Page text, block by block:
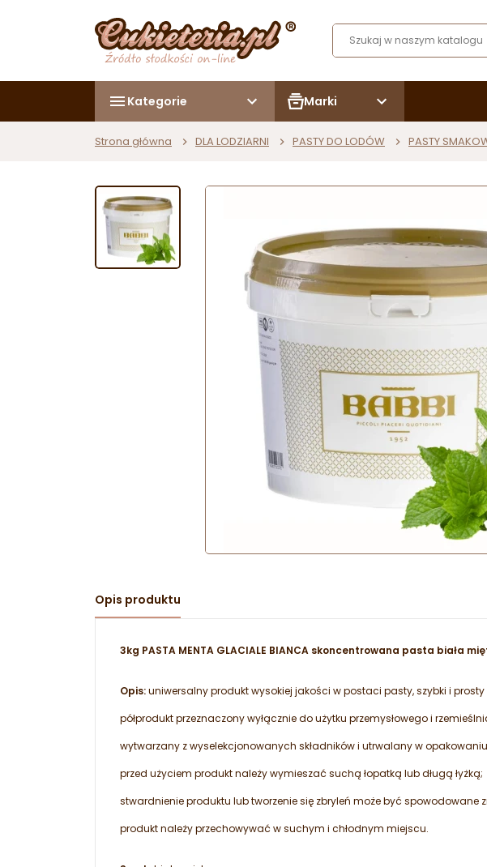
Kategorie Marki
Strona główna DLA LODZIARNI PASTY DO LODÓW PASTY
Opis produktu
3kg PASTA MENTA GLACIALE BIANCA skoncentrowana pasta biała
Opis:uniwersalny produkt wysokiej jakości w postaci pasty, szybki i prosty
półprodukt przeznaczony wyłącznie do użytku przemysłowego i
wytwarzany z wyselekcjonowanych składników i utrwalany w
przed użyciem produkt należy wymieszać suchą łopatką lub długą łyżką;
stwardnienie produktu lub tworzenie się zbryleń może być
produkt należy przechowywać w suchym i chłodnym miejscu.